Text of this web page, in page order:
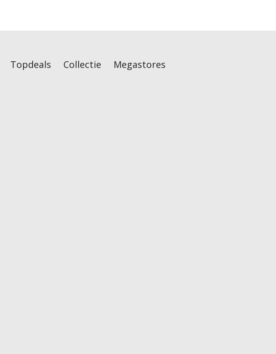
Topdeals Collectie Megastores